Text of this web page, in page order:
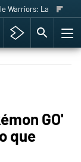
Warriors: La Era del
GO'
que